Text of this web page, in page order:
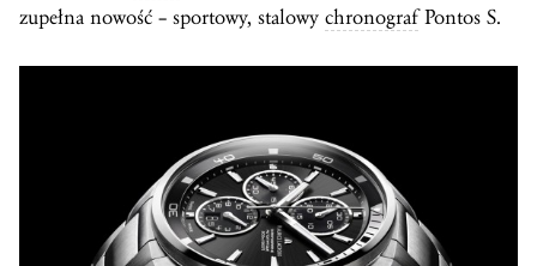
zupełna nowość – sportowy, stalowy chronografPontos S.